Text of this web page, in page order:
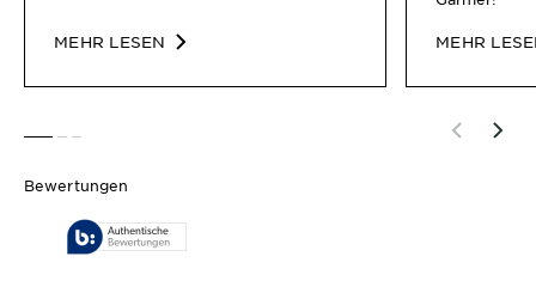
MEHR LESEN MEHR
Bewertungen